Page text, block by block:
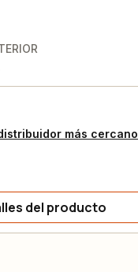
más cercano
del producto